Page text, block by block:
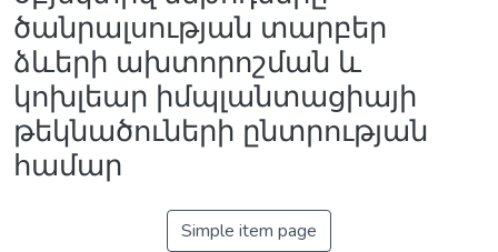
ծանրալսության տարբեր
ձևերի ախտորոշման և
կոխլեար իմպլանտացիայի
թեկնածուների ընտրության
համար
Simple item page